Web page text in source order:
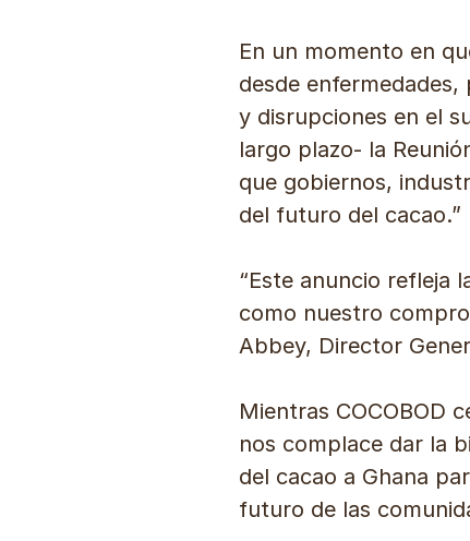
En un momento en
desde enfermedades,
y disrupciones en el
largo plazo- la
que gobiernos,
del futuro del cacao.”
“Este anuncio refleja
como nuestro
Abbey, Director
Mientras COCOBOD
nos complace dar la
del cacao a Ghana
futuro de las